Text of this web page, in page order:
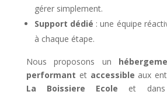
gérer simplement.
Support dédié : une équipe
à chaque étape.
Nous proposons un
performant et accessible aux
La Boissiere Ecole et dans